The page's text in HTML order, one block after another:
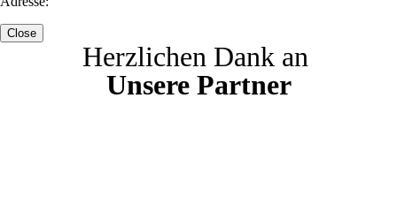
Close
Herzlichen Dank an
Unsere Partner